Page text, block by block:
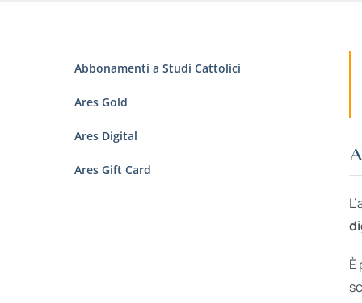
È
Abbonamenti a Studi Cattolici
Ares Gold
Ares Digital
Ares Gift Card